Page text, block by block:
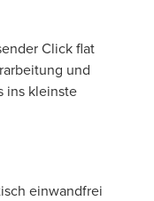
Click flat
und
ins kleinste
einwandfrei